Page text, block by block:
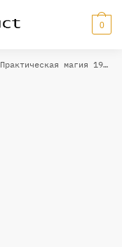
0
Практическая магия 1912